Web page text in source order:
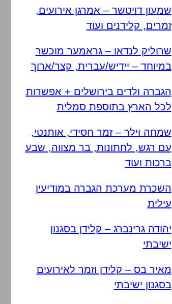
שמעון דויטשר – אמרגן אירועים,
זמרים, קלידנים ועוד
שרוליק לנדאו – גראמער מוכשר
במיוחד – יידיש/עברית, קצר/ארוך
הגברה ולדים בירושלים + אפשרות
לכל הארץ בתוספת סמלית
שמחה וילר – זמר חסידי, אותנטי,
עם רגש, לחתונות, בר מצווה, שבע
ברכות ועוד
השכרת מערכת הגברה במודיעין
עילית
יהודה גרינברג – קלידן בסגנון
ישיבתי
מאיר בס – קלידן וזמר לאירועים
בסגנון ישיבתי